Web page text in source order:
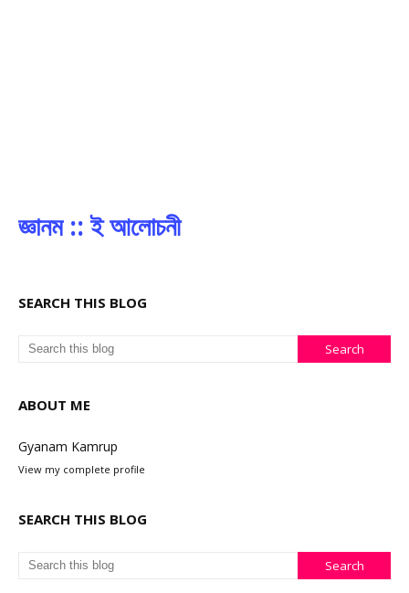
জ্ঞানম :: ই আলোচনী
SEARCH THIS BLOG
ABOUT ME
Gyanam Kamrup
View my complete profile
SEARCH THIS BLOG